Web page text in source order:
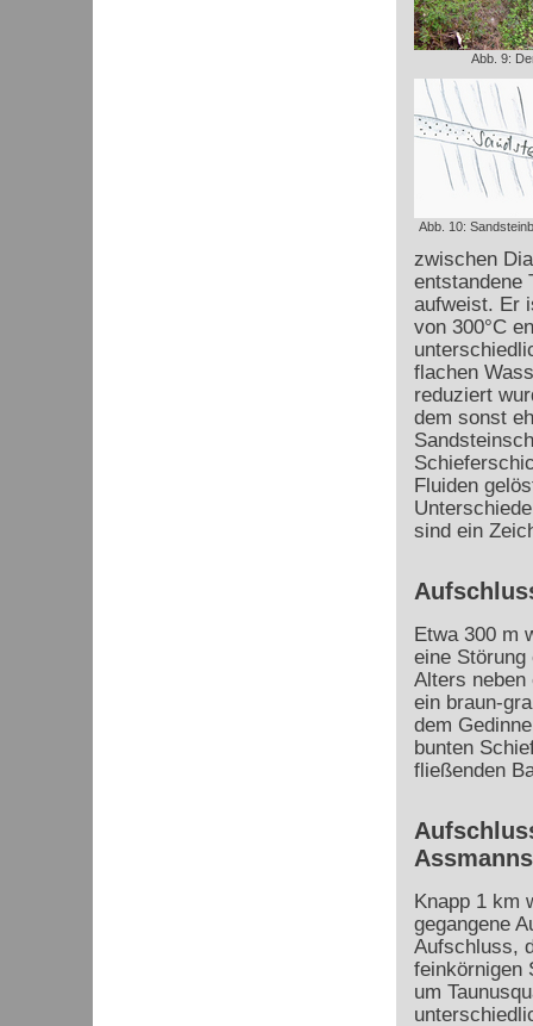
Abb. 9:
Abb. 10:
zwischen
entstandene
aufweist. Er
von 300°C
flachen
reduziert
dem sonst
Fluiden
sind ein
Etwa 300 m
eine Störung
Alters neben
ein braun-
dem
bunten
fließenden
Knapp 1 km
gegangene
Aufschluss,
feinkörnigen
um